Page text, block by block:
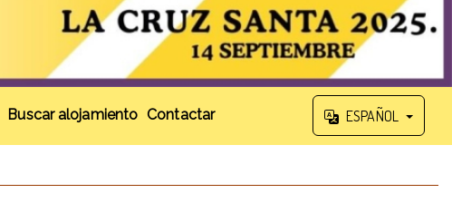
Buscar alojamiento Contactar ESPAÑOL